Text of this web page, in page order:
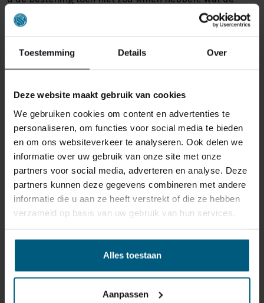
Toestemming Details Over
Deze website maakt gebruik van cookies
We gebruiken cookies om content en advertenties te
personaliseren, om functies voor social media te bieden
en om ons websiteverkeer te analyseren. Ook delen we
informatie over uw gebruik van onze site met onze
partners voor social media, adverteren en analyse. Deze
partners kunnen deze gegevens combineren met andere
informatie die u aan ze heeft verstrekt of die ze hebben
verzameld op basis van uw gebruik van hun services.
Alles toestaan
Aanpassen
reden ook is, u heeft het recht uw bestelling tot14
dagen na ontvangst zonder opgave van reden te
ervoor dat deze bij het retour sturen goed verpakt is.
Mocht het product beschadigd zijn of is de verpakking
waardevermindering van het product aan u
doorberekenen.
GERELATEERDE PRODUCTEN